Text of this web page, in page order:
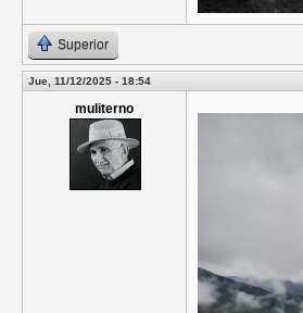
Superior
Jue, 11/12/2025 - 18:54
muliterno